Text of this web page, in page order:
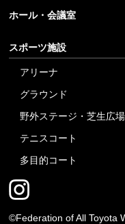
ホール・会議室
スポーツ施設
アリーナ
グラウンド
野外ステージ・芝生広場
テニスコート
多目的コート
©Federation of All Toyota